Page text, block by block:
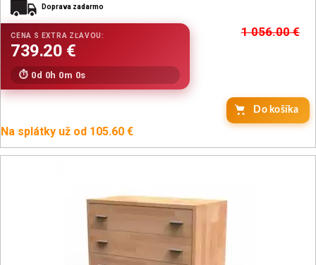
Doprava zadarmo
1 056.00€
0d 0h 0m 0s
Na splátky už od 105.60 €